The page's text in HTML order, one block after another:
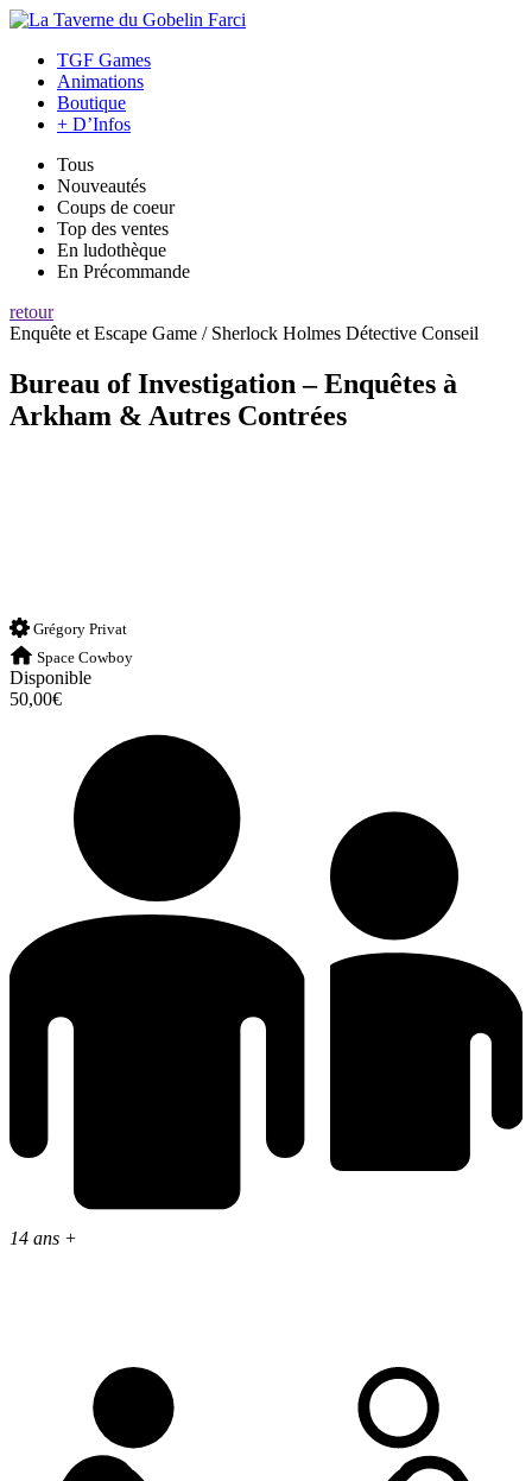
TGF Games
Animations
Boutique
+ D’Infos
Tous
Nouveautés
Coups de coeur
Top des ventes
En ludothèque
En Précommande
retour
Enquête et Escape Game / Sherlock Holmes Détective Conseil
Bureau of Investigation – Enquêtes à
Arkham & Autres Contrées
Grégory Privat
Space Cowboy
Disponible
50,00€
14 ans +